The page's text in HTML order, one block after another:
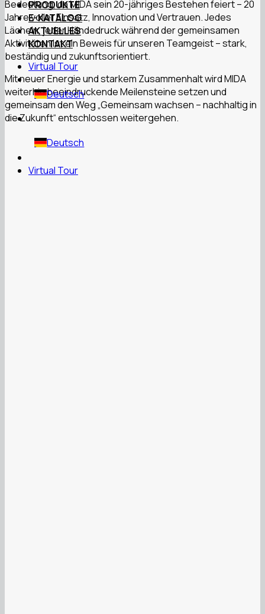
PRODUKTE
E-KATALOG
AKTUELLES
KONTAKT
Virtual Tour
Deutsch
Deutsch
Virtual Tour
Bedeutung, da MIDA sein 20-jähriges Bestehen feiert – 20
Jahre voller Einsatz, Innovation und Vertrauen. Jedes
Lächeln, jeder Händedruck während der gemeinsamen
Aktivitäten ist ein Beweis für unseren Teamgeist – stark,
beständig und zukunftsorientiert.
Mit neuer Energie und starkem Zusammenhalt wird MIDA
weiterhin beeindruckende Meilensteine setzen und
gemeinsam den Weg „Gemeinsam wachsen – nachhaltig in
die Zukunft“ entschlossen weitergehen.